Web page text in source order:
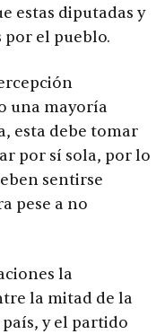
estas diputadas y
el pueblo.
una mayoría
esta debe tomar
por sí sola, por lo
sentirse
pese a no
la
la mitad de la
y el partido